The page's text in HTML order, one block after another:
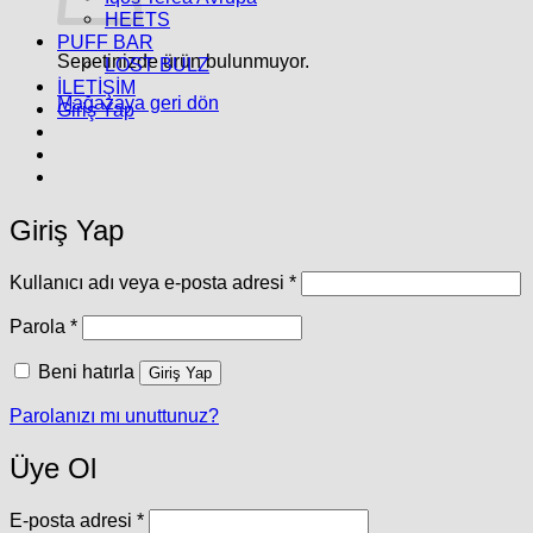
Sepetinizde ürün bulunmuyor.
Mağazaya geri dön
HEETS
PUFF BAR
LOST BULZ
İLETİŞİM
Giriş Yap
Giriş Yap
Kullanıcı adı veya e-posta adresi *Gerekli
Parola *Gerekli
Beni hatırla Giriş Yap
Parolanızı mı unuttunuz?
Üye Ol
E-posta adresi *Gerekli